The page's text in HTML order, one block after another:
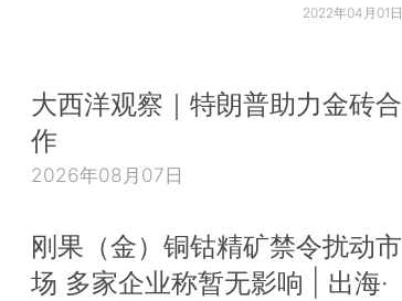
2022年04月01日
大西洋观察｜特朗普助力金砖合
作
2026年08月07日
刚果（金）铜钴精矿禁令扰动市
场 多家企业称暂无影响 | 出海·